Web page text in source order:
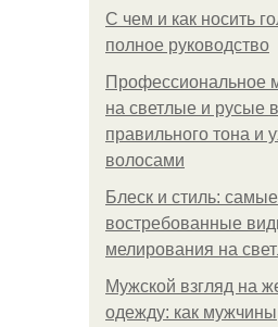
С чем и как носить
полное руководство
Профессиональное
на светлые и русые
правильного тона и
волосами
Блеск и стиль: самые
востребованные
мелирования на
Мужской взгляд на
одежду: как мужчины